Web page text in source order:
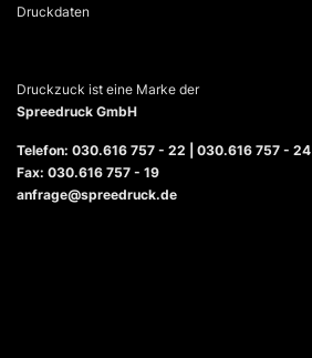
Druckdaten
Druckzuck ist eine Marke der
Spreedruck GmbH
Telefon: 030.616 757 - 22 | 030.616 757 - 24
Fax: 030.616 757 - 19
anfrage@spreedruck.de